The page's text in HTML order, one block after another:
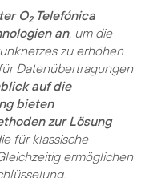
O2Telefónica
an, um die
zu erhöhen
Datenübertragungen
auf die
bieten
zur Lösung
für klassische
ermöglichen